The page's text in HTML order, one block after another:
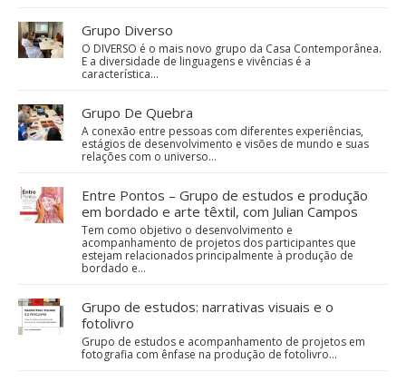
Grupo Diverso
O DIVERSO é o mais novo grupo da Casa Contemporânea.
E a diversidade de linguagens e vivências é a
característica…
Grupo De Quebra
A conexão entre pessoas com diferentes experiências,
estágios de desenvolvimento e visões de mundo e suas
relações com o universo…
Entre Pontos – Grupo de estudos e produção
em bordado e arte têxtil, com Julian Campos
Tem como objetivo o desenvolvimento e
acompanhamento de projetos dos participantes que
estejam relacionados principalmente à produção de
bordado e…
Grupo de estudos: narrativas visuais e o
fotolivro
Grupo de estudos e acompanhamento de projetos em
fotografia com ênfase na produção de fotolivro...